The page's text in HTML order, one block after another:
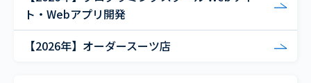
ト・Webアプリ開発
【2026年】オーダースーツ店